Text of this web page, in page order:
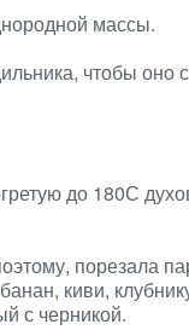
массы.
чтобы оно
до 180С
порезала
киви,
с черникой.